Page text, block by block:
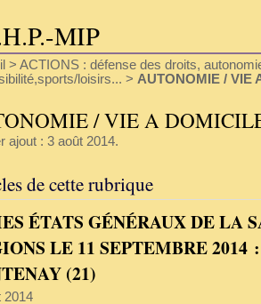
MIP
> ACTIONS : défense des droits,
loisirs... > AUTONOMIE / VIE
/ VIE A
ajout : 3 août 2014.
de cette rubrique
ÉTATS GÉNÉRAUX DE LA
LE 11 SEPTEMBRE 2014
(21)
2014